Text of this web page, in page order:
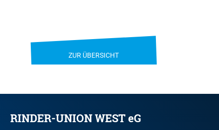
ZUR ÜBERSICHT
RINDER-UNION WEST eG